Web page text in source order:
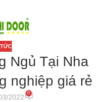
Ngủ Tại Nha
nghiệp giá rẻ
2022 0